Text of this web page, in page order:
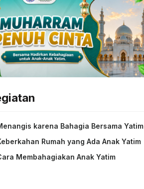
karena Bahagia Bersama Yatim
Rumah yang Ada Anak Yatim
Membahagiakan Anak Yatim